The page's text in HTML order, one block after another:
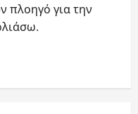
πλοηγό για την